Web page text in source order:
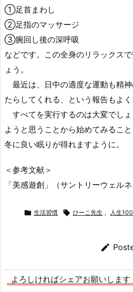
①足首まわし
②足指のマッサージ
③腕回し後の深呼吸
などです。この全身のリラックス
ょう。
最近は、日中の適度な運動も精
たらしてくれる、という報告もよく
すべてを実行するのは大変でし
ようと思うことから始めてみるこ
冬に良い眠りが得れますように。
＜参考文献＞
「美感遊創」（サントリーウェルネ
 生活習慣  ひーこ先生 , 人生

よろしければシェアお願いします